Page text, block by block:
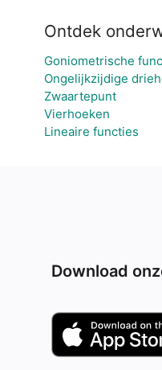
Ontdek
Goniometrische
Ongelijkzijdige
Zwaartepunt
Vierhoeken
Lineaire functies
Download